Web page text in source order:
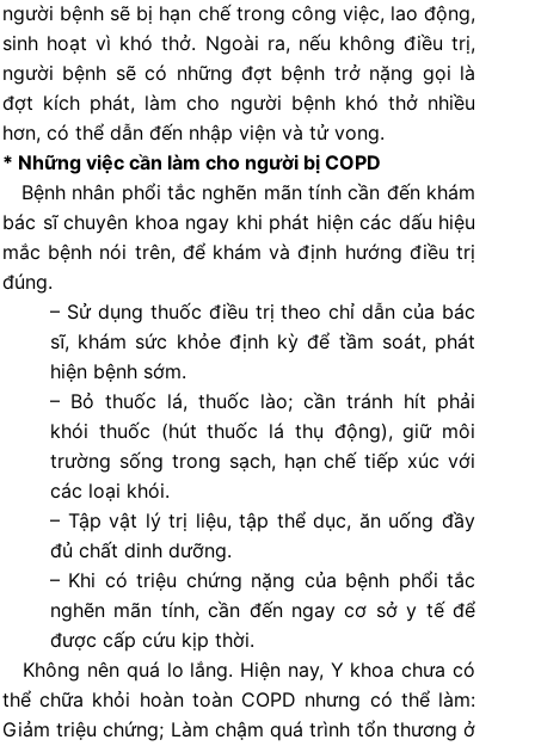
người bệnh sẽ bị hạn chế trong công việc, lao động,
sinh hoạt vì khó thở. Ngoài ra, nếu không điều trị,
người bệnh sẽ có những đợt bệnh trở nặng gọi là
đợt kích phát, làm cho người bệnh khó thở nhiều
hơn, có thể dẫn đến nhập viện và tử vong.
* Những việc cần làm cho người bị COPD
Bệnh nhân phổi tắc nghẽn mãn tính cần đến khám
bác sĩ chuyên khoa ngay khi phát hiện các dấu hiệu
mắc bệnh nói trên, để khám và định hướng điều trị
đúng.
– Sử dụng thuốc điều trị theo chỉ dẫn của bác
sĩ, khám sức khỏe định kỳ để tầm soát, phát
hiện bệnh sớm.
– Bỏ thuốc lá, thuốc lào; cần tránh hít phải
khói thuốc (hút thuốc lá thụ động), giữ môi
trường sống trong sạch, hạn chế tiếp xúc với
các loại khói.
– Tập vật lý trị liệu, tập thể dục, ăn uống đầy
đủ chất dinh dưỡng.
– Khi có triệu chứng nặng của bệnh phổi tắc
nghẽn mãn tính, cần đến ngay cơ sở y tế để
được cấp cứu kịp thời.
Không nên quá lo lắng. Hiện nay, Y khoa chưa có
thể chữa khỏi hoàn toàn COPD nhưng có thể làm:
Giảm triệu chứng; Làm chậm quá trình tổn thương ở